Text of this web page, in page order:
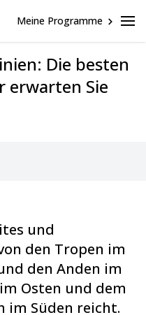
Meine Programme
Die besten
erwarten Sie
und
den Tropen im
den Anden im
Osten und dem
im Süden reicht.